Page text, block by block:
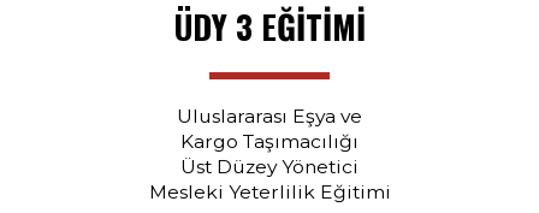
ÜDY 3 EĞİTİMİ
Uluslararası Eşya ve
Kargo Taşımacılığı
Üst Düzey Yönetici
Mesleki Yeterlilik Eğitimi